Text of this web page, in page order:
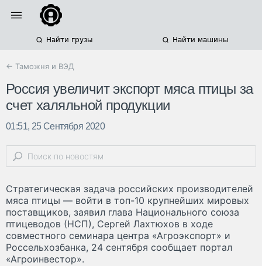
Найти грузы Найти машины
← Таможня и ВЭД
Россия увеличит экспорт мяса птицы за
счет халяльной продукции
01:51, 25 Сентября 2020
Стратегическая задача российских производителей
мяса птицы — войти в топ-10 крупнейших мировых
поставщиков, заявил глава Национального союза
птицеводов (НСП), Сергей Лахтюхов в ходе
совместного семинара центра «Агроэкспорт» и
Россельхозбанка, 24 сентября сообщает портал
«Агроинвестор».